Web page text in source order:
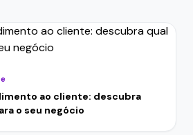
ao cliente: descubra
o seu negócio